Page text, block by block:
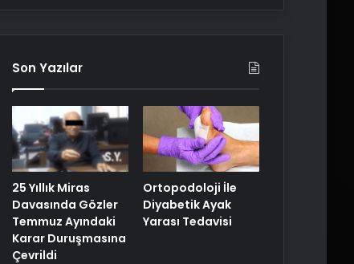
Son Yazılar
25 Yıllık Miras
Davasında Gözler
Temmuz Ayındaki
Karar Duruşmasına
Çevrildi
Ortopodoloji İle
Diyabetik Ayak
Yarası Tedavisi